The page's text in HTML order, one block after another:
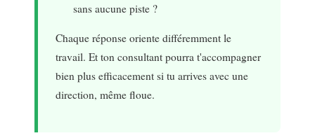
sans aucune piste ?
Chaque réponse oriente différemment le
travail. Et ton consultant pourra t'accompagner
bien plus efficacement si tu arrives avec une
direction, même floue.